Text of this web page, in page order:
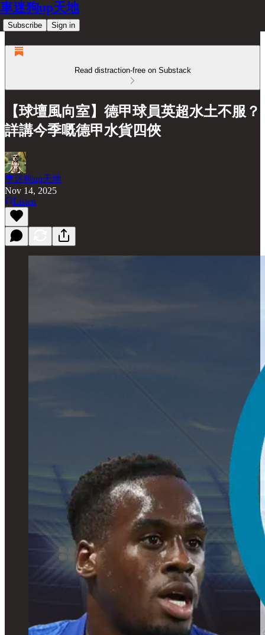
車迷狗up天地
Subscribe Sign in
Read distraction-free on Substack
【球壇風向室】德甲球員英超水土不服？
詳講今季嘅德甲水貨四俠
車迷狗up天地
Nov 14, 2025
Listen